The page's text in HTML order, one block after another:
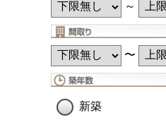
～
〜
新築